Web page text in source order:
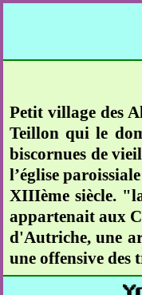
Petit village des
Teillon qui le
biscornues de
l’église
XIIIème siècle.
appartenait aux
d'Autriche, une
une offensive des